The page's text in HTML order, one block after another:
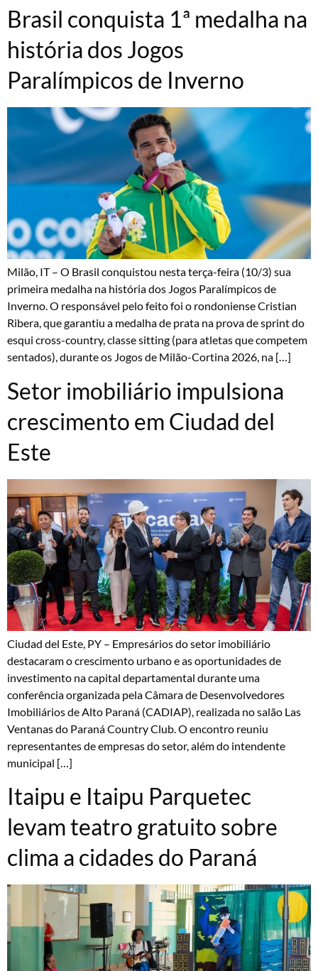
Brasil conquista 1ª medalha na
história dos Jogos
Paralímpicos de Inverno
Milão, IT – O Brasil conquistou nesta terça-feira (10/3) sua
primeira medalha na história dos Jogos Paralímpicos de
Inverno. O responsável pelo feito foi o rondoniense Cristian
Ribera, que garantiu a medalha de prata na prova de sprint do
esqui cross-country, classe sitting (para atletas que competem
sentados), durante os Jogos de Milão-Cortina 2026, na […]
Setor imobiliário impulsiona
crescimento em Ciudad del
Este
Ciudad del Este, PY – Empresários do setor imobiliário
destacaram o crescimento urbano e as oportunidades de
investimento na capital departamental durante uma
conferência organizada pela Câmara de Desenvolvedores
Imobiliários de Alto Paraná (CADIAP), realizada no salão Las
Ventanas do Paraná Country Club. O encontro reuniu
representantes de empresas do setor, além do intendente
municipal […]
Itaipu e Itaipu Parquetec
levam teatro gratuito sobre
clima a cidades do Paraná